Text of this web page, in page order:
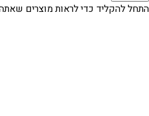
התחל להקליד כדי לראות מוצרים